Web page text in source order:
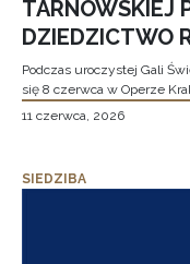
TARNOWSKIEJ
DZIEDZICTWO
Podczas uroczystej Gali
się 8 czerwca w Operze
11 czerwca, 2026
SIEDZIBA